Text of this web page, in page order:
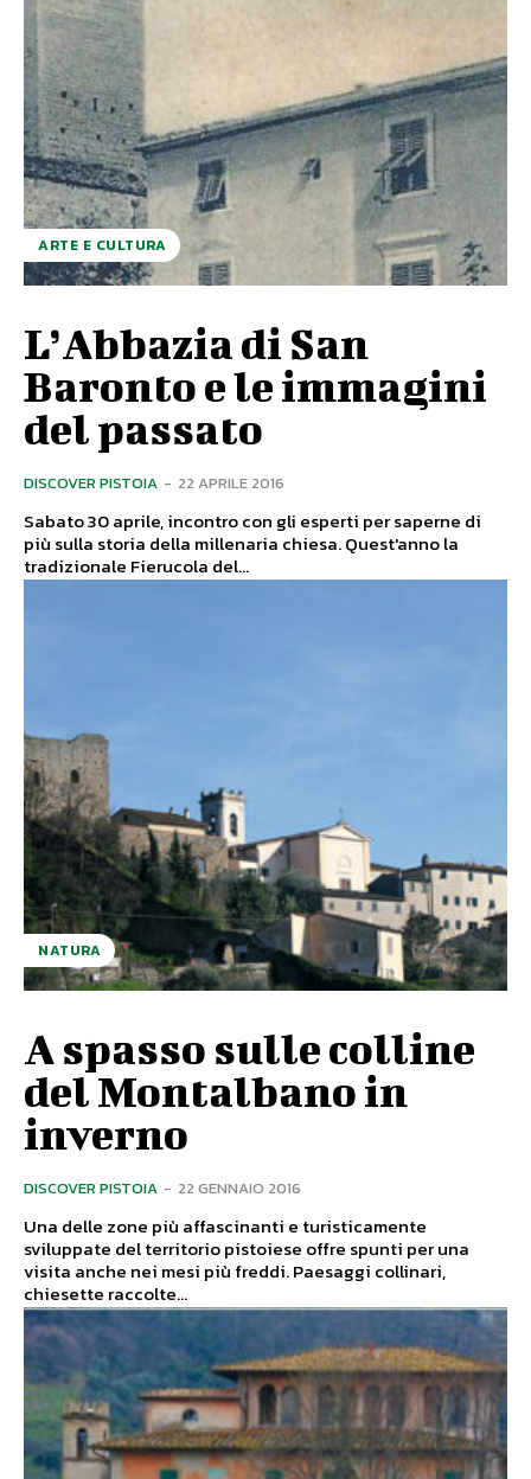
ARTE E CULTURA
L’Abbazia di San
Baronto e le immagini
del passato
DISCOVER PISTOIA - 22 APRILE 2016
Sabato 30 aprile, incontro con gli esperti per saperne di
più sulla storia della millenaria chiesa. Quest'anno la
tradizionale Fierucola del...
NATURA
A spasso sulle colline
del Montalbano in
inverno
DISCOVER PISTOIA - 22 GENNAIO 2016
Una delle zone più affascinanti e turisticamente
sviluppate del territorio pistoiese offre spunti per una
visita anche nei mesi più freddi. Paesaggi collinari,
chiesette raccolte...